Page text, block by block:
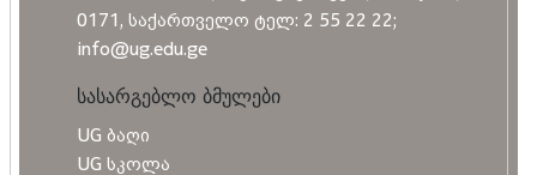
0171, საქართველო ტელ: 2 55 22 22;
info@ug.edu.ge
სასარგებლო ბმულები
UG ბაღი
UG სკოლა